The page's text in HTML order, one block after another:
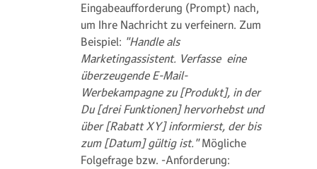
Eingabeaufforderung (Prompt) nach,
um Ihre Nachricht zu verfeinern. Zum
Beispiel: "Handle als
Marketingassistent. Verfasse eine
überzeugende E-Mail-
Werbekampagne zu [Produkt], in der
Du [drei Funktionen] hervorhebst und
über [Rabatt XY] informierst, der bis
zum [Datum] gültig ist."Mögliche
Folgefrage bzw. -Anforderung: